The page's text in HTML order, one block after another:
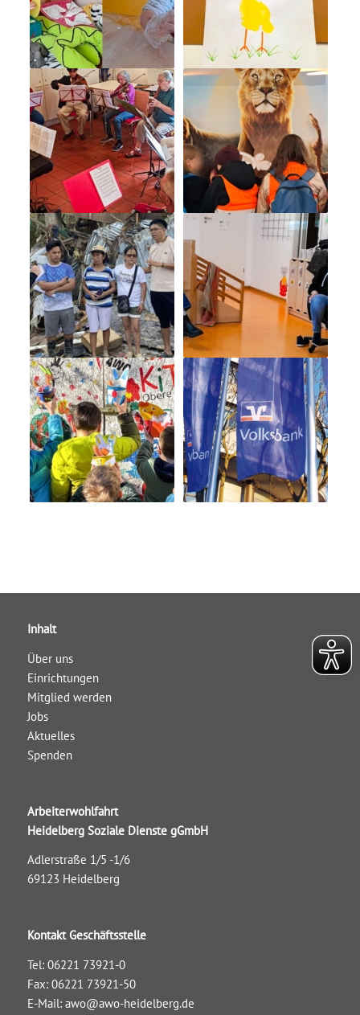
Inhalt
Über uns
Einrichtungen
Mitglied werden
Jobs
Aktuelles
Spenden
Arbeiterwohlfahrt
Heidelberg Soziale Dienste gGmbH
Adlerstraße 1/5 -1/6
69123 Heidelberg
Kontakt Geschäftsstelle
Tel: 06221 73921-0
Fax: 06221 73921-50
E-Mail: awo@awo-heidelberg.de